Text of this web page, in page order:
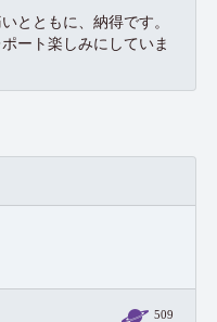
とともに、納得です。
ート楽しみにしていま
509